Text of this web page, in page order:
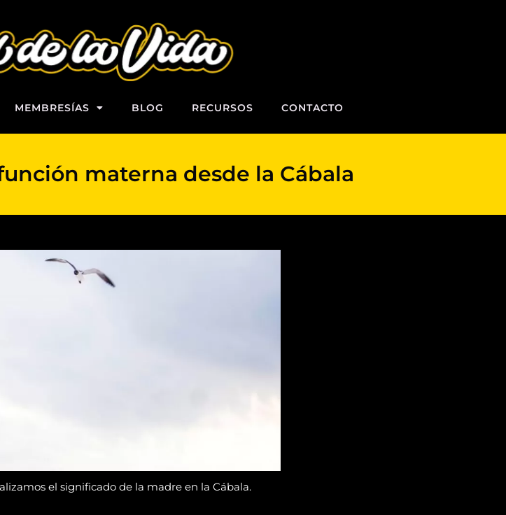
MEMBRESÍAS BLOG RECURSOS CONTACTO
materna desde la Cábala
el significado de la madre en la Cábala.